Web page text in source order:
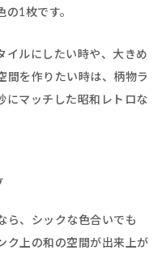
1枚です。
イルにしたい時や、大きめ
間を作りたい時は、柄物ラ
にマッチした昭和レトロな
ら、シックな色合いでも
ク上の和の空間が出来上が